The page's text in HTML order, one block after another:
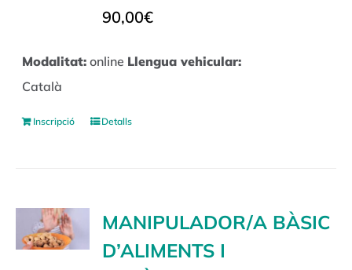
90,00€
Modalitat: online Llengua vehicular:
Català
Inscripció Detalls
MANIPULADOR/A BÀSIC
D’ALIMENTS I